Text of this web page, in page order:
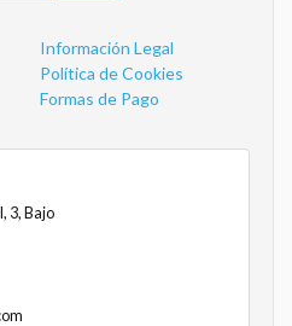
Información Legal
Política de Cookies
Formas de Pago
3, Bajo